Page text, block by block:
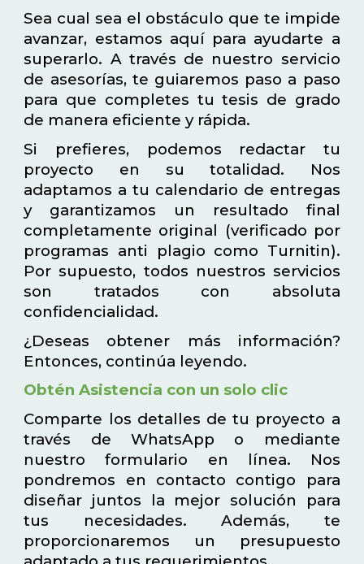
Sea cual sea el obstáculo que te impide
avanzar, estamos aquí para ayudarte a
superarlo. A través de nuestro servicio
de asesorías, te guiaremos paso a paso
para que completes tu tesis de grado
de manera eficiente y rápida.
Si prefieres, podemos redactar tu
proyecto en su totalidad. Nos
adaptamos a tu calendario de entregas
y garantizamos un resultado final
completamente original (verificado por
programas anti plagio como Turnitin).
Por supuesto, todos nuestros servicios
son tratados con absoluta
confidencialidad.
¿Deseas obtener más información?
Entonces, continúa leyendo.
Obtén Asistencia con un solo clic
Comparte los detalles de tu proyecto a
través de WhatsApp o mediante
nuestro formulario en línea. Nos
pondremos en contacto contigo para
diseñar juntos la mejor solución para
tus necesidades. Además, te
proporcionaremos un presupuesto